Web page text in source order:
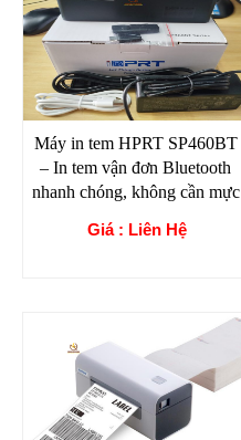
Máy in tem HPRT SP460BT
– In tem vận đơn Bluetooth
nhanh chóng, không cần mực
Giá : Liên Hệ